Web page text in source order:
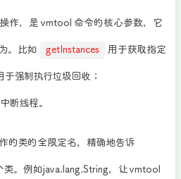
作，是 vmtool 命令的核心参数，它
。比如 getInstances 用于获取指定
于强制执行垃圾回收；
断线程。
的类的全限定名，精确地告诉
。例如java.lang.String，让 vmtool